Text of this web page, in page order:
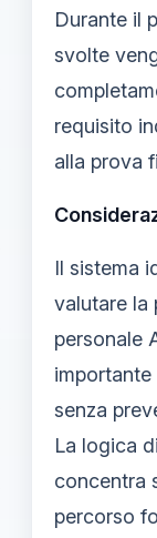
Durante il
svolte
requisito
alla prova
Il sistema
valutare la
personale
senza
La logica
concentra
percorso